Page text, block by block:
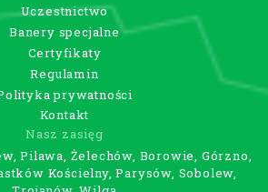
Uczestnictwo
Banery specjalne
Certyfikaty
Regulamin
prywatności
Kontakt
Nasz zasięg
Pilawa, Żelechów, Borowie, Górzno,
Kościelny, Parysów, Sobolew,